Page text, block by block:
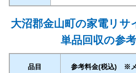
大沼郡金山町の家電リサ
単品回収の参
品目
参考料金(税込) ※メ